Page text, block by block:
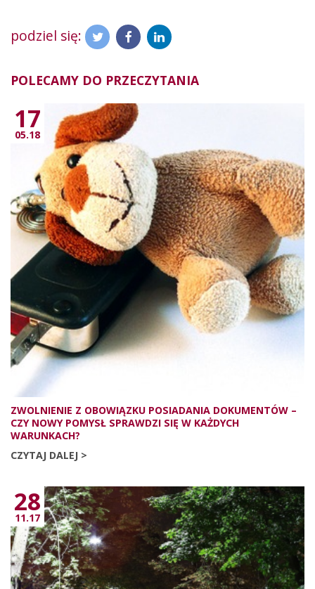
podziel się:
POLECAMY DO PRZECZYTANIA
17
05.18
ZWOLNIENIE Z OBOWIĄZKU POSIADANIA DOKUMENTÓW –
CZY NOWY POMYSŁ SPRAWDZI SIĘ W KAŻDYCH
WARUNKACH?
CZYTAJ DALEJ >
28
11.17